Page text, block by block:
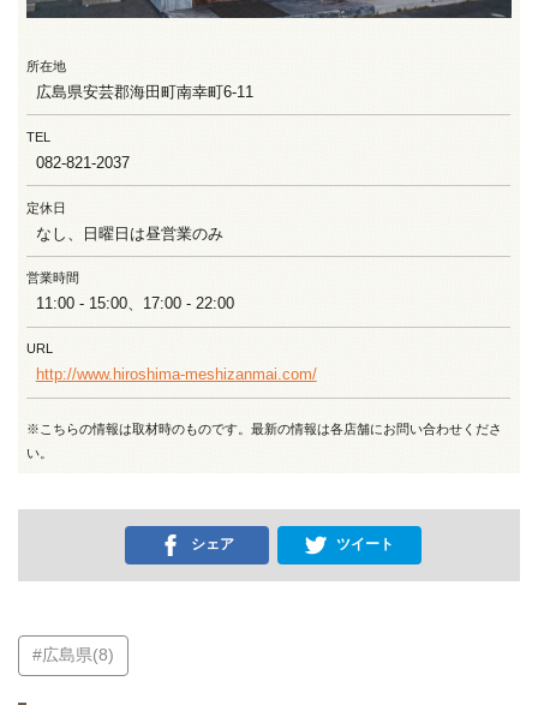
所在地
広島県安芸郡海田町南幸町6-11
TEL
082-821-2037
定休日
なし、日曜日は昼営業のみ
営業時間
11:00 - 15:00、17:00 - 22:00
URL
http://www.hiroshima-meshizanmai.com/
※こちらの情報は取材時のものです。最新の情報は各店舗にお問い合わせくださ
い。
シェア ツイート
#広島県(8)